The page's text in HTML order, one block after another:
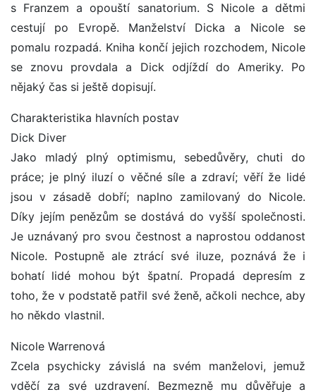
s Franzem a opouští sanatorium. S Nicole a dětmi
cestují po Evropě. Manželství Dicka a Nicole se
pomalu rozpadá. Kniha končí jejich rozchodem, Nicole
se znovu provdala a Dick odjíždí do Ameriky. Po
nějaký čas si ještě dopisují.
Charakteristika hlavních postav
Dick Diver
Jako mladý plný optimismu, sebedůvěry, chuti do
práce; je plný iluzí o věčné síle a zdraví; věří že lidé
jsou v zásadě dobří; naplno zamilovaný do Nicole.
Díky jejím penězům se dostává do vyšší společnosti.
Je uznávaný pro svou čestnost a naprostou oddanost
Nicole. Postupně ale ztrácí své iluze, poznává že i
bohatí lidé mohou být špatní. Propadá depresím z
toho, že v podstatě patřil své ženě, ačkoli nechce, aby
ho někdo vlastnil.
Nicole Warrenová
Zcela psychicky závislá na svém manželovi, jemuž
vděčí za své uzdravení. Bezmezně mu důvěřuje a